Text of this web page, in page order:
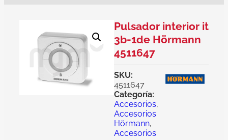
Pulsador interior it
3b-1de Hörmann
4511647
SKU:
4511647
Categoría:
Accesorios,
Accesorios
Hörmann,
Accesorios